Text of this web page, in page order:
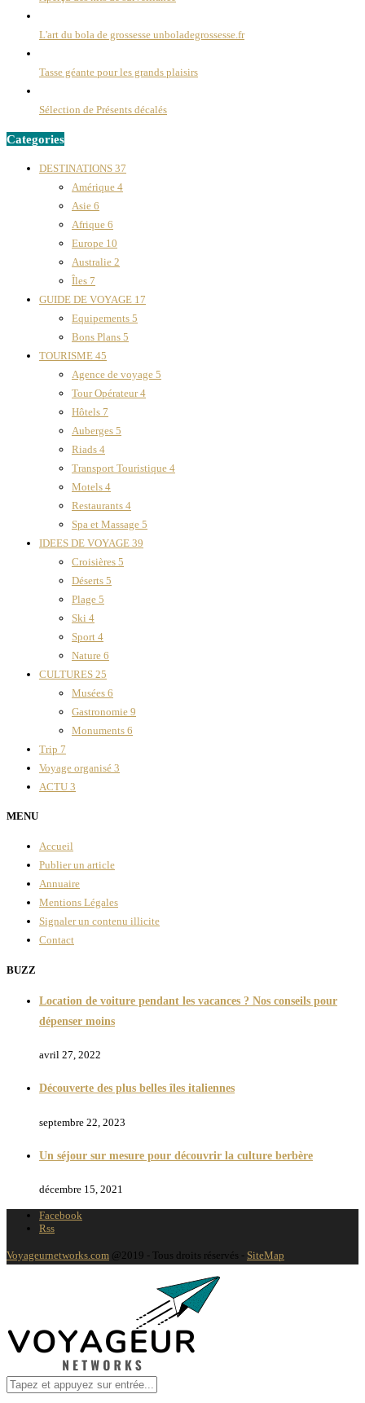
L'art du bola de grossesse unboladegrossesse.fr
Tasse géante pour les grands plaisirs
Sélection de Présents décalés
Categories
DESTINATIONS 37
Amérique 4
Asie 6
Afrique 6
Europe 10
Australie 2
Îles 7
GUIDE DE VOYAGE 17
Equipements 5
Bons Plans 5
TOURISME 45
Agence de voyage 5
Tour Opérateur4
Hôtels 7
Auberges 5
Riads 4
Transport Touristique 4
Motels 4
Restaurants 4
Spa et Massage 5
IDEES DE VOYAGE 39
Croisières 5
Déserts 5
Plage 5
Ski 4
Sport 4
Nature 6
CULTURES 25
Musées 6
Gastronomie 9
Monuments 6
Trip 7
Voyage organisé 3
ACTU 3
MENU
Accueil
Publier un article
Annuaire
Mentions Légales
Signaler un contenu illicite
Contact
BUZZ
Location de voiture pendant les vacances ? Nos conseils pour
dépenser moins
avril 27, 2022
Découverte des plus belles îles italiennes
septembre 22, 2023
Un séjour sur mesure pour découvrir la culture berbère
décembre 15, 2021
Facebook
Rss
Voyageurnetworks.com @2019 - Tous droits réservés - SiteMap